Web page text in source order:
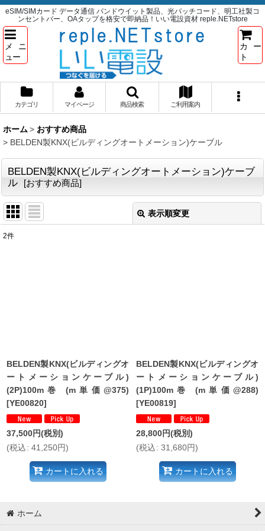
eSIM/SIMカード データ通信 パンドウイット製品、光パッチコード、明工社製コ
ンセントバー、OAタップを格安で即納品！いい電設資材 reple.NETstore
メニ
ュー
カー
ト
カテゴリ マイページ 商品検索 ご利用案内
ホーム > おすすめ商品
> BELDEN製KNX(ビルディングオートメーション)ケーブル
BELDEN製KNX(ビルディングオートメーション)ケーブ
ル
[おすすめ商品]
表示順変更
2件
BELDEN製KNX(ビルディングオ
ートメーションケーブル)
(2P)100m巻 (m単価@375)
[YE00820]
37,500円(税別)
(税込: 41,250円)
カートに入れる
BELDEN製KNX(ビルディングオ
ートメーションケーブル)
(1P)100m巻 (m単価@288)
[YE00819]
28,800円(税別)
(税込: 31,680円)
カートに入れる
ホーム